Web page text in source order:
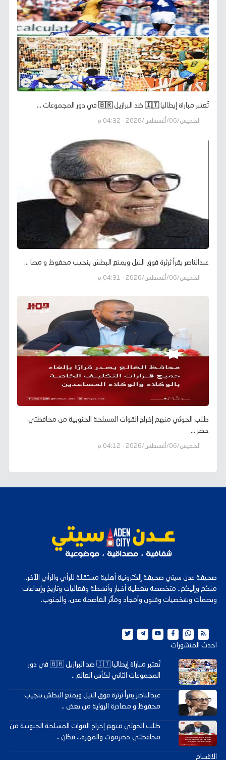
تُعتبر مباراة إيطاليا 🇮🇹 ضد البرازيل 🇧🇷 في دور المجموعات ...
الخميس/06/أغسطس/2026 - 04:32 م
عبدالناصر يقرأ ثرثرة فوق النيل ويمنع البطش بنجيب محفوظ و مصا ...
الخميس/06/أغسطس/2026 - 04:31 م
طلب الحوثي منهم إخراج القوات المسلحة الجنوبية من محافظتي
حضر ...
الخميس/06/أغسطس/2026 - 04:12 م
صحيفة عدن سيتي صحيفة إلكترونية أهلية مستقلة للرأي والرأي الآخر..
منكم وإليكم.. متخصصة بتغطية أخبار وأنشطة وفعاليات وتاريخ وإبداعات
وبصمات وشخصيات وفنون وأمجاد ومآثر العاصمة عدن، والجنوب.
احدث المنشورات
تُعتبر مباراة إيطاليا 🇮🇹 ضد البرازيل 🇧🇷 في دور
المجموعات الثاني لكأس العالم ..
عبدالناصر يقرأ ثرثرة فوق النيل ويمنع البطش بنجيب
محفوظ و مصادرة الرواية من بعض ..
طلب الحوثي منهم إخراج القوات المسلحة الجنوبية من
محافظتي حضرموت والمهرة... فكان ..
الاقسام